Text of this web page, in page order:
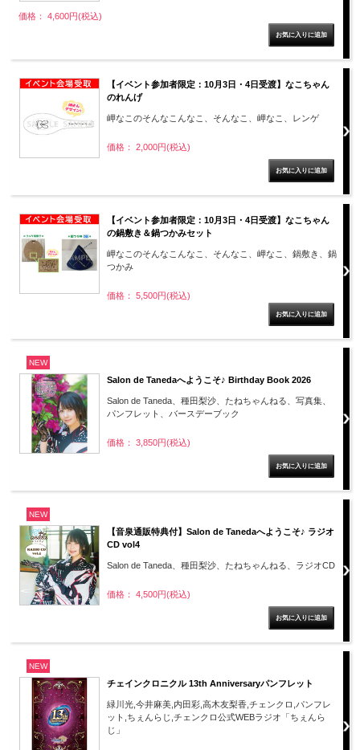
価格： 4,600円(税込)
【イベント参加者限定：10月3日・4日受渡】なこちゃん
のれんげ
岬なこのそんなこんなこ、そんなこ、岬なこ、レンゲ
価格： 2,000円(税込)
【イベント参加者限定：10月3日・4日受渡】なこちゃん
の鍋敷き＆鍋つかみセット
岬なこのそんなこんなこ、そんなこ、岬なこ、鍋敷き、鍋
つかみ
価格： 5,500円(税込)
NEW
Salon de Tanedaへようこそ♪ Birthday Book 2026
Salon de Taneda、種田梨沙、たねちゃんねる、写真集、
パンフレット、バースデーブック
価格： 3,850円(税込)
NEW
【音泉通販特典付】Salon de Tanedaへようこそ♪ ラジオ
CD vol4
Salon de Taneda、種田梨沙、たねちゃんねる、ラジオCD
価格： 4,500円(税込)
NEW
チェインクロニクル 13th Anniversaryパンフレット
緑川光,今井麻美,内田彩,高木友梨香,チェンクロ,パンフレ
ット,ちぇんらじ,チェンクロ公式WEBラジオ「ちぇんら
じ」